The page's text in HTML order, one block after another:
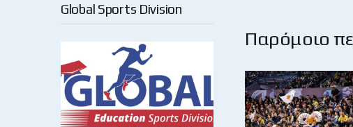
Global Sports Division
Παρόμοιο